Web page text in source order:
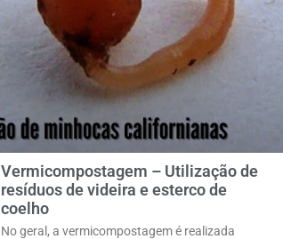
Vermicompostagem – Utilização de
resíduos de videira e esterco de
coelho
No geral, a vermicompostagem é realizada